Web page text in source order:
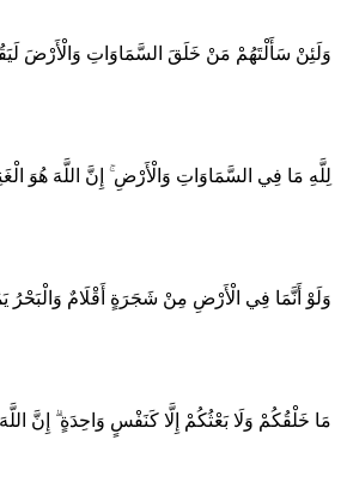
وَلَئِنْ سَأَلْتَهُمْ مَنْ خَلَقَ السَّمَاوَاتِ وَالْأَرْضَ
لِلَّهِ مَا فِي السَّمَاوَاتِ وَالْأَرْضِ ۚ إِنَّ اللَّهَ هُوَ
وَلَوْ أَنَّمَا فِي الْأَرْضِ مِنْ شَجَرَةٍ أَقْلَامٌ وَالْبَحْرُ
مَا خَلْقُكُمْ وَلَا بَعْثُكُمْ إِلَّا كَنَفْسٍ وَاحِدَةٍ ۗ إِنَّ